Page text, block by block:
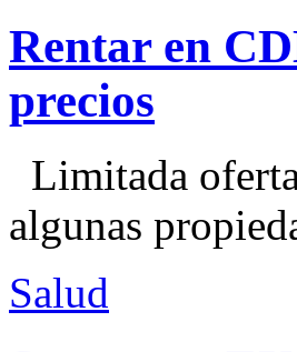
Rentar en
precios
Limitada
algunas
Salud